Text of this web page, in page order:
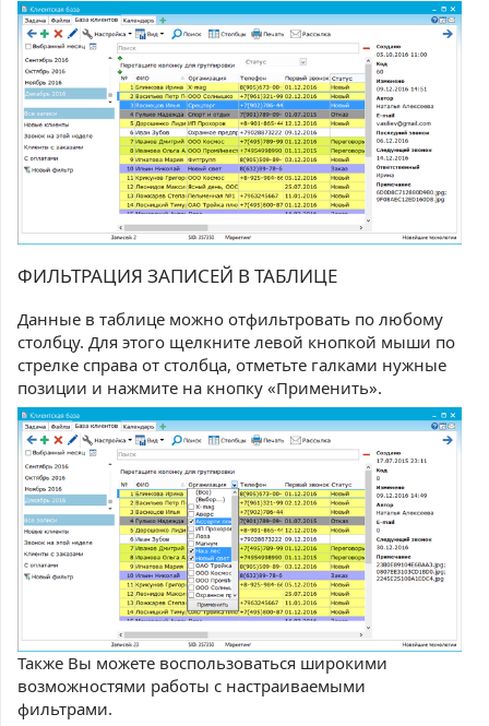
ФИЛЬТРАЦИЯ ЗАПИСЕЙ В ТАБЛИЦЕ
Данные в таблице можно отфильтровать по любому
столбцу. Для этого щелкните левой кнопкой мыши по
стрелке справа от столбца, отметьте галками нужные
позиции и нажмите на кнопку «Применить».
Также Вы можете воспользоваться широкими
возможностями работы с настраиваемыми
фильтрами.